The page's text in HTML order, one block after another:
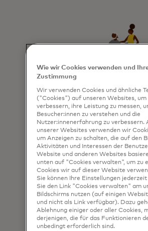
Whitepaper
Die nächste
von G2P-
Indem sie die Fortschritte
digitalen
und Datenerkenntnisse
Wie wir Cookies verwenden und
Zustimmung
Wir verwenden Cookies und ähnliche
("Cookies") auf unseren Websites, um
verbessern, ihre Leistung zu messen,
Besucher:innen zu verstehen und die
Nutzer:innenerfahrung zu verbessern.
unserer Websites verwenden wir
um Anzeigen zu schalten, die auf den
Aktivitäten und Interessen der
Website und anderen Websites
unten auf "Cookies verwalten", um zu
Cookies wir auf dieser Website
Sie können Ihre Einstellungen
Sie den Link "Cookies verwalten" am
Bildschirms nutzen (auf einigen
und nicht als Link verfügbar). Dazu
Ablehnung einiger oder aller Cookies,
derjenigen, die für das Funktionieren
unbedingt erforderlich sind.